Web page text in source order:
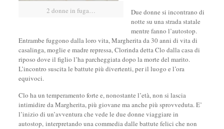
2 donne in fuga…
Due donne si incontrano di
notte su una strada statale
mentre fanno l’autostop.
Entrambe fuggono dalla loro vita, Margherita da 30 anni di vita di
casalinga, moglie e madre repressa, Clorinda detta Clo dalla casa di
riposo dove il figlio l’ha parcheggiata dopo la morte del marito.
L’incontro suscita le battute più divertenti, per il luogo e l’ora
equivoci.
Clo ha un temperamento forte e, nonostante l’età, non si lascia
intimidire da Margherita, più giovane ma anche più sprovveduta. E’
l’inizio di un’avventura che vede le due donne viaggiare in
autostop, interpretando una commedia dalle battute felici che non